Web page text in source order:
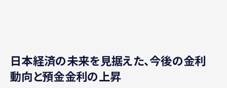
日本経済の未来を見据えた、今後の金利
動向と預金金利の上昇